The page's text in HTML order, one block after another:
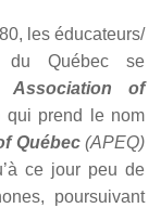
les éducateurs/
du Québec se
Association of
prend le nom
Québec(APEQ)
ce jour peu de
poursuivant